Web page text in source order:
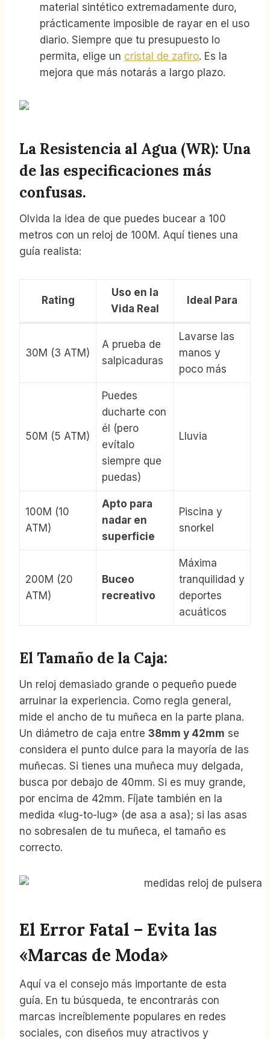
material sintético extremadamente duro,
prácticamente imposible de rayar en el uso
diario. Siempre que tu presupuesto lo
permita, elige un cristal de zafiro. Es la
mejora que más notarás a largo plazo.
La Resistencia al Agua (WR): Una
de las especificaciones más
confusas.
Olvida la idea de que puedes bucear a 100
metros con un reloj de 100M. Aquí tienes una
guía realista:
Rating
Uso en la
Vida Real
Ideal Para
30M (3 ATM)
A prueba de
salpicaduras
Lavarse las
manos y
poco más
50M (5 ATM)
Puedes
ducharte con
él (pero
evítalo
siempre que
puedas)
Lluvia
100M (10
ATM)
Apto para
nadar en
superficie
Piscina y
snorkel
200M (20
ATM)
Buceo
recreativo
Máxima
tranquilidad y
deportes
acuáticos
El Tamaño de la Caja:
Un reloj demasiado grande o pequeño puede
arruinar la experiencia. Como regla general,
mide el ancho de tu muñeca en la parte plana.
Un diámetro de caja entre 38mm y 42mm se
considera el punto dulce para la mayoría de las
muñecas. Si tienes una muñeca muy delgada,
busca por debajo de 40mm. Si es muy grande,
por encima de 42mm. Fíjate también en la
medida «lug-to-lug» (de asa a asa); si las asas
no sobresalen de tu muñeca, el tamaño es
correcto.
El Error Fatal – Evita las
«Marcas de Moda»
Aquí va el consejo más importante de esta
guía. En tu búsqueda, te encontrarás con
marcas increíblemente populares en redes
sociales, con diseños muy atractivos y